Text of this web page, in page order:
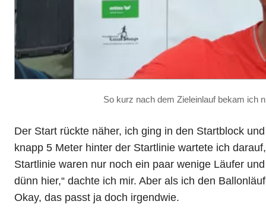
So kurz nach dem Zieleinlauf bekam ich
Der Start rückte näher, ich ging in den Startblock
knapp 5 Meter hinter der Startlinie wartete ich
Startlinie waren nur noch ein paar wenige Läufer
dünn hier, dachte ich mir. Aber als ich den
Okay, das passt ja doch irgendwie.